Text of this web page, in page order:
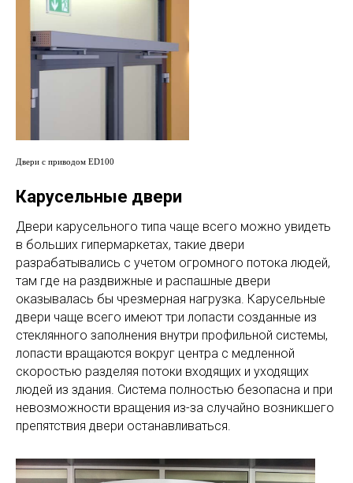
Двери с приводом ED100
Карусельные двери
Двери карусельного типа чаще всего можно увидеть
в больших гипермаркетах, такие двери
разрабатывались с учетом огромного потока людей,
там где на раздвижные и распашные двери
оказывалась бы чрезмерная нагрузка. Карусельные
двери чаще всего имеют три лопасти созданные из
стеклянного заполнения внутри профильной системы,
лопасти вращаются вокруг центра с медленной
скоростью разделяя потоки входящих и уходящих
людей из здания. Система полностью безопасна и при
невозможности вращения из-за случайно возникшего
препятствия двери останавливаться.